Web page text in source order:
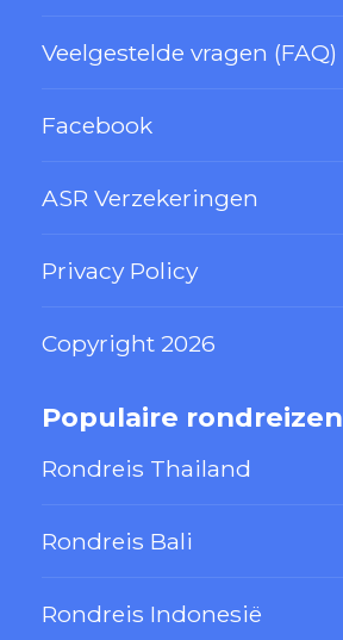
Veelgestelde vragen (FAQ)
Facebook
ASR Verzekeringen
Privacy Policy
Copyright 2026
Populaire rondreizen
Rondreis Thailand
Rondreis Bali
Rondreis Indonesië